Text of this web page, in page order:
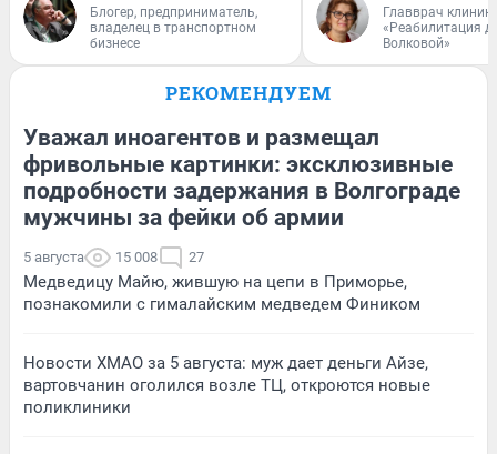
Блогер, предприниматель,
владелец в транспортном
бизнесе
Главврач
«Реабилитация
Волковой»
РЕКОМЕНДУЕМ
Уважал иноагентов и размещал
фривольные картинки: эксклюзивные
подробности задержания в Волгограде
мужчины за фейки об армии
5 августа 15 008 27
Медведицу Майю, жившую на цепи в Приморье,
познакомили с гималайским медведем Фиником
Новости ХМАО за 5 августа: муж дает деньги Айзе,
вартовчанин оголился возле ТЦ, откроются новые
поликлиники